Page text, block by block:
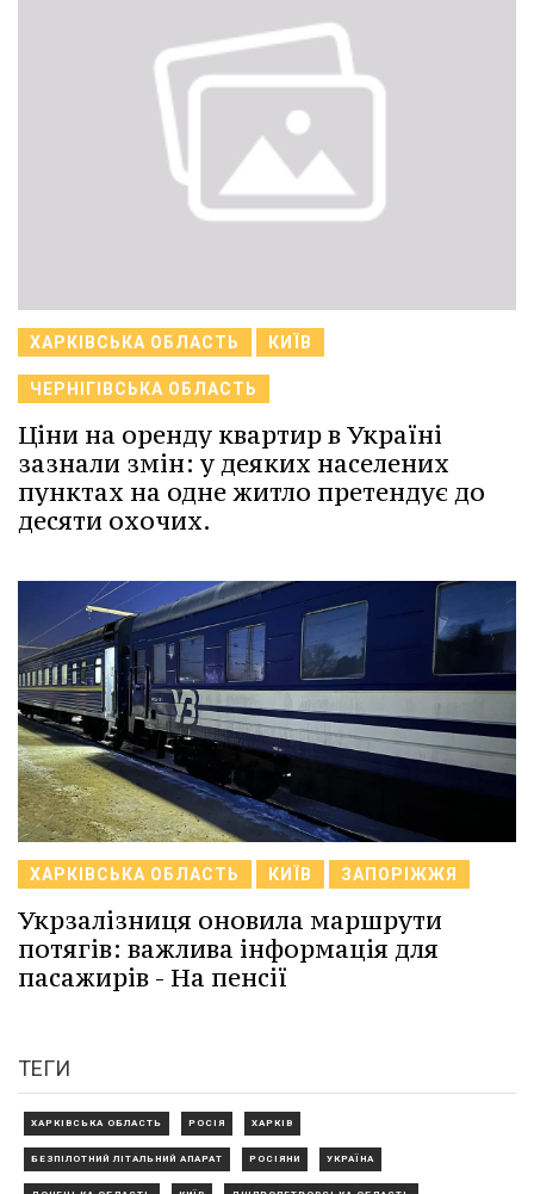
ХАРКІВСЬКА ОБЛАСТЬ КИЇВ
ЧЕРНІГІВСЬКА ОБЛАСТЬ
Ціни на оренду квартир в Україні
зазнали змін: у деяких населених
пунктах на одне житло претендує до
десяти охочих.
ХАРКІВСЬКА ОБЛАСТЬ КИЇВ ЗАПОРІЖЖЯ
Укрзалізниця оновила маршрути
потягів: важлива інформація для
пасажирів - На пенсії
ТЕГИ
ХАРКІВСЬКА ОБЛАСТЬ РОСІЯ ХАРКІВ
БЕЗПІЛОТНИЙ ЛІТАЛЬНИЙ АПАРАТ РОСІЯНИ УКРАЇНА